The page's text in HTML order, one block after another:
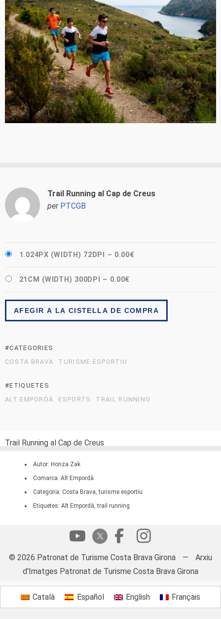
Trail Running al Cap de Creus
per PTCGB
1.024PX (WIDTH) 72DPI – 0.00€
21CM (WIDTH) 300DPI – 0.00€
AFEGIR A LA CISTELLA DE COMPRA
#CATEGORIES
COSTA BRAVA
TURISME ESPORTIU
#ETIQUETES
ALT EMPORDÀ
ESPORTS TRAIL RUNNING
Trail Running al Cap de Creus
Autor: Honza Zak
Comarca: Alt Empordà
Categoria: Costa Brava, turisme esportiu
Etiquetes: Alt Empordà, trail running
© 2026 Patronat de Turisme Costa Brava Girona —
Arxiu
d'Imatges Patronat de Turisme Costa Brava Girona
Català Español English Français